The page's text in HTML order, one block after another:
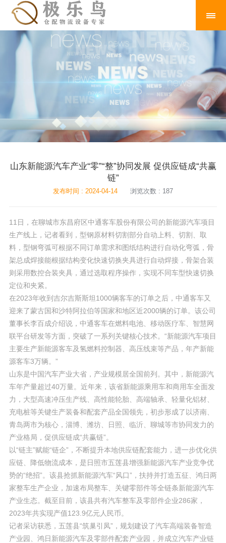
山东新能源汽车产业“零”“整”协同发展 促供应链成“共赢
链”
发布时间 : 2024-04-14 浏览次数 : 187
11日，在聊城市东昌府区中通客车股份有限公司的新能源汽车项目
生产线上，记者看到，型钢原材料切割部分自动上料、切割、取
料，型钢弯弧可根据不同订单需求和图纸结构进行自动化弯弧，骨
架总成焊接能根据结构变化快速切换夹具进行自动焊接，骨架合装
则采用数控合装夹具，通过选取程序操作，实现不同车型快速切换
定位和夹紧。
在2023年收到吉尔吉斯斯坦1000辆客车的订单之后，中通客车又
迎来了蒙古国和沙特阿拉伯等国家和地区近2000辆的订单。该公司
董事长李百成介绍说，中通客车在燃料电池、移动医疗车、智慧网
联平台研发等方面，突破了一系列关键核心技术。“新能源汽车项目
主要生产新能源客车及氢燃料控制器、高压线束等产品，年产新能
源客车3万辆。”
山东是中国汽车产业大省，产业规模居全国前列。其中，新能源汽
车年产量超过40万量。近年来，该省新能源乘用车和商用车全面发
力，大型高速冲压生产线、高性能轮胎、高端轴承、轻量化铝材、
充电桩等关键生产装备和配套产品全国领先，初步形成了以济南、
青岛两市为核心，淄博、潍坊、日照、临沂、聊城等市协同发力的
产业格局，促供应链成“共赢链”。
以“链主”赋能“链企”，不断提升本地供应链配套能力，进一步优化供
应链、降低物流成本，是日照市五莲县增强新能源汽车产业竞争优
势的“绝招”。该县抢抓新能源汽车“风口”，扶持并打造五征、鸿日两
家整车生产企业，加速布局整车、关键零部件等全链条新能源汽车
产业生态。截至目前，该县共有汽车整车及零部件企业286家，
2023年共实现产值123.9亿元人民币。
记者采访获悉，五莲县“筑巢引凤”，规划建设了汽车高端装备智造
产业园、鸿日新能源汽车及零部件配套产业园，并成立汽车产业链